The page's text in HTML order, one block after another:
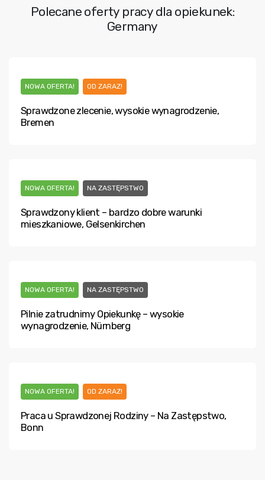
Polecane oferty pracy dla opiekunek:
Germany
NOWA OFERTA! OD ZARAZ!
Sprawdzone zlecenie, wysokie wynagrodzenie,
Bremen
NOWA OFERTA! NA ZASTĘPSTWO
Sprawdzony klient – bardzo dobre warunki
mieszkaniowe, Gelsenkirchen
NOWA OFERTA! NA ZASTĘPSTWO
Pilnie zatrudnimy Opiekunkę – wysokie
wynagrodzenie, Nürnberg
NOWA OFERTA! OD ZARAZ!
Praca u Sprawdzonej Rodziny – Na Zastępstwo,
Bonn